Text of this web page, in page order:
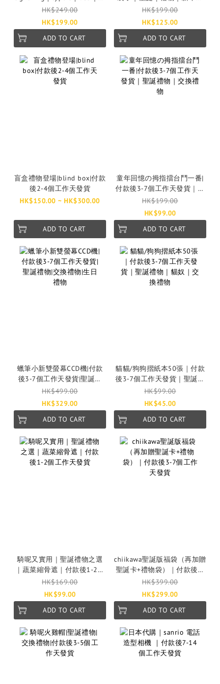
款後5-10個工作天發貨
HK$249.00
HK$199.00
ADD TO CART
袋子｜付款後3-5個工作天發
貨
HK$199.00
HK$125.00
ADD TO CART
盲盒禮物登場|blind box|付款
後2-4個工作天發貨
HK$150.00 ~ HK$300.00
ADD TO CART
童年回憶の拇指擂台鬥一番|
付款後3-7個工作天發貨｜聖
誕禮物｜交換禮物
HK$199.00
HK$99.00
ADD TO CART
蠟筆小新雙螢幕CCD機|付款
後3-7個工作天發貨|聖誕禮
物|交換禮物|生日禮物
HK$499.00
HK$329.00
ADD TO CART
貓貓/狗狗摺紙本50張｜付款
後3-7個工作天發貨｜聖誕禮
物｜貓奴｜交換禮物
HK$99.00
HK$45.00
ADD TO CART
騎呢又實用｜聖誕禮物之選
｜蔬菜縮骨遮｜付款後1-2個
工作天發貨
HK$169.00
HK$99.00
ADD TO CART
chiikawa聖誕版福袋（再加贈
聖誕卡+禮物袋）｜付款後3-
7個工作天發貨
HK$399.00
HK$299.00
ADD TO CART